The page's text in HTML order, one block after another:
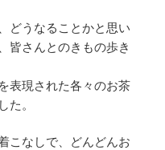
どうなることかと思い
皆さんとのきもの歩き
表現された各々のお茶
た。
こなしで、どんどんお